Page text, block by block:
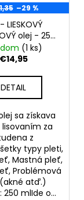
–29 %
LIESKOVÝ
olej - 250
čistý,
lisovaný za
(1 ks)
€14,95
DETAIL
sa získava
za
z
typy pleti,
Mastná pleť,
Problémová
atď.)
250 mlIde o...